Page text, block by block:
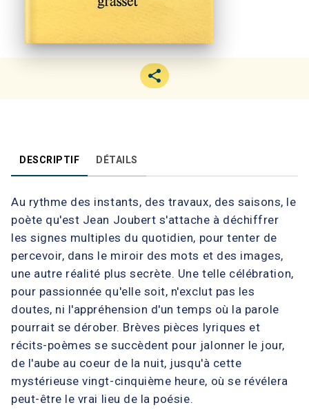
DESCRIPTIF DÉTAILS
Au rythme des instants, des travaux, des saisons, le
poète qu'est Jean Joubert s'attache à déchiffrer
les signes multiples du quotidien, pour tenter de
percevoir, dans le miroir des mots et des images,
une autre réalité plus secrète. Une telle célébration,
pour passionnée qu'elle soit, n'exclut pas les
doutes, ni l'appréhension d'un temps où la parole
pourrait se dérober. Brèves pièces lyriques et
récits-poèmes se succèdent pour jalonner le jour,
de l'aube au coeur de la nuit, jusqu'à cette
mystérieuse vingt-cinquième heure, où se révélera
peut-être le vrai lieu de la poésie.